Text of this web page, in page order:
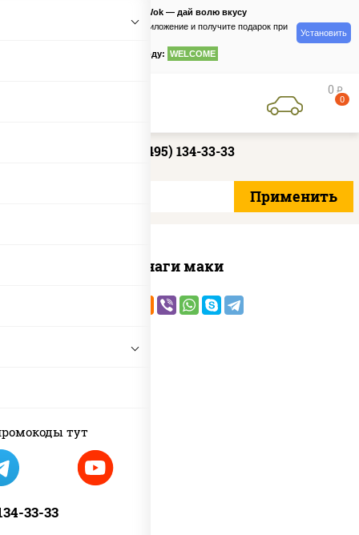
тут
33-33
PizzaSushiWok — дай волю вкусу
Скачайте приложение и получите подарок при
по промокоду: WELCOME
Установить
0 руб
0
+7 (495) 134-33-33
Унаги маки